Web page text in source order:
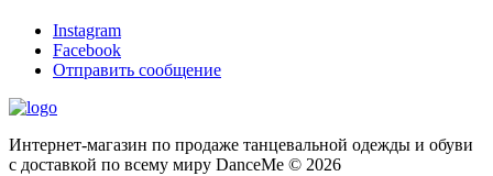
Instagram
Facebook
Отправить сообщение
Интернет-магазин по продаже танцевальной одежды и обуви
с доставкой по всему миру DanceMe © 2026